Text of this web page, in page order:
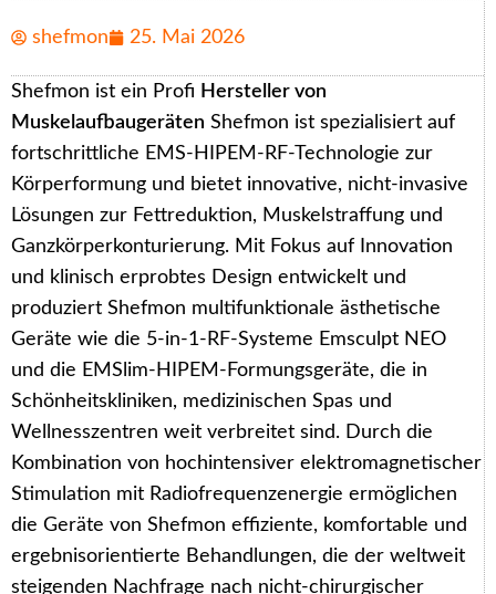
shefmon 25. Mai 2026
Shefmon ist ein Profi Hersteller von
Muskelaufbaugeräten Shefmon ist spezialisiert auf
fortschrittliche EMS-HIPEM-RF-Technologie zur
Körperformung und bietet innovative, nicht-invasive
Lösungen zur Fettreduktion, Muskelstraffung und
Ganzkörperkonturierung. Mit Fokus auf Innovation
und klinisch erprobtes Design entwickelt und
produziert Shefmon multifunktionale ästhetische
Geräte wie die 5-in-1-RF-Systeme Emsculpt NEO
und die EMSlim-HIPEM-Formungsgeräte, die in
Schönheitskliniken, medizinischen Spas und
Wellnesszentren weit verbreitet sind. Durch die
Kombination von hochintensiver elektromagnetischer
Stimulation mit Radiofrequenzenergie ermöglichen
die Geräte von Shefmon effiziente, komfortable und
ergebnisorientierte Behandlungen, die der weltweit
steigenden Nachfrage nach nicht-chirurgischer